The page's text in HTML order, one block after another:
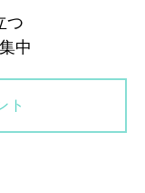
つ
中
ト